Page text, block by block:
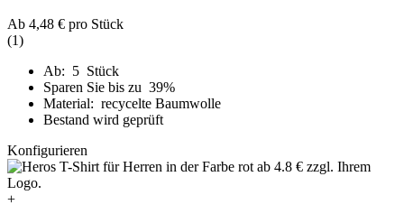
Ab 4,48 € pro Stück
(1)
Ab: 5 Stück
Sparen Sie bis zu 39%
Material: recycelte Baumwolle
Bestand wird geprüft
Konfigurieren
+